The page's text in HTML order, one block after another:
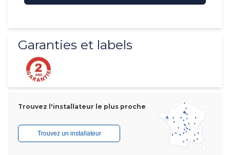
Garanties et labels
Trouvez l'installateur le plus proche
Trouvez un installateur